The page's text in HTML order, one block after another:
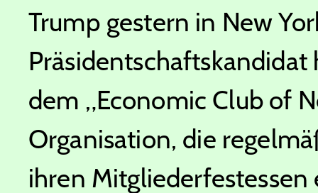
Trump gestern in New
Präsidentschaftskandidat
dem „Economic Club of
Organisation, die
ihren